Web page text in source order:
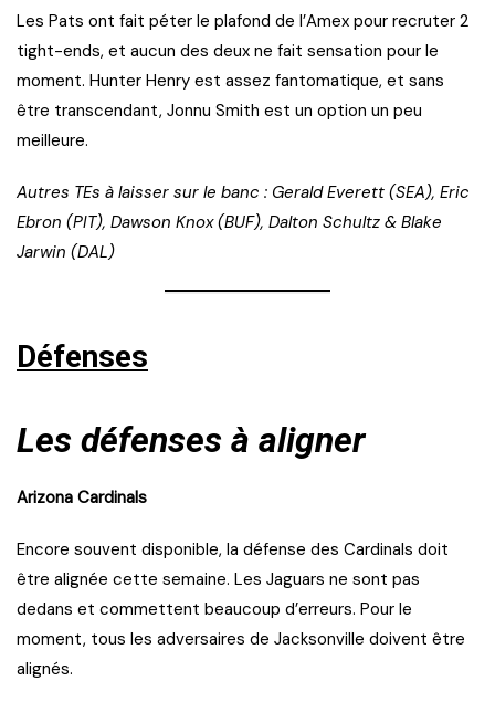
Les Pats ont fait péter le plafond de l’Amex pour recruter 2
tight-ends, et aucun des deux ne fait sensation pour le
moment. Hunter Henry est assez fantomatique, et sans
être transcendant, Jonnu Smith est un option un peu
meilleure.
Autres TEs à laisser sur le banc : Gerald Everett (SEA), Eric
Ebron (PIT), Dawson Knox (BUF), Dalton Schultz & Blake
Jarwin (DAL)
Défenses
Les défenses à aligner
Arizona Cardinals
Encore souvent disponible, la défense des Cardinals doit
être alignée cette semaine. Les Jaguars ne sont pas
dedans et commettent beaucoup d’erreurs. Pour le
moment, tous les adversaires de Jacksonville doivent être
alignés.